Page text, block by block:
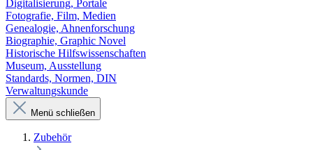
Digitalisierung, Portale
Fotografie, Film, Medien
Genealogie, Ahnenforschung
Biographie, Graphic Novel
Historische Hilfswissenschaften
Museum, Ausstellung
Standards, Normen, DIN
Verwaltungskunde
Menü schließen
Zubehör